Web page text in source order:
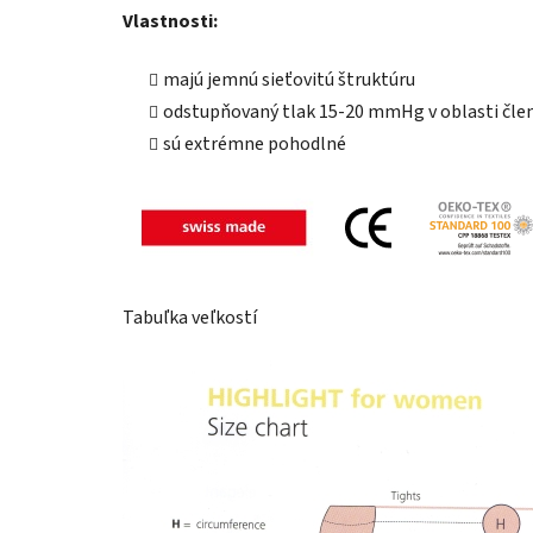
Vlastnosti:
majú jemnú sieťovitú štruktúru
odstupňovaný tlak 15-20 mmHg v oblasti
sú extrémne pohodlné
Tabuľka veľkostí